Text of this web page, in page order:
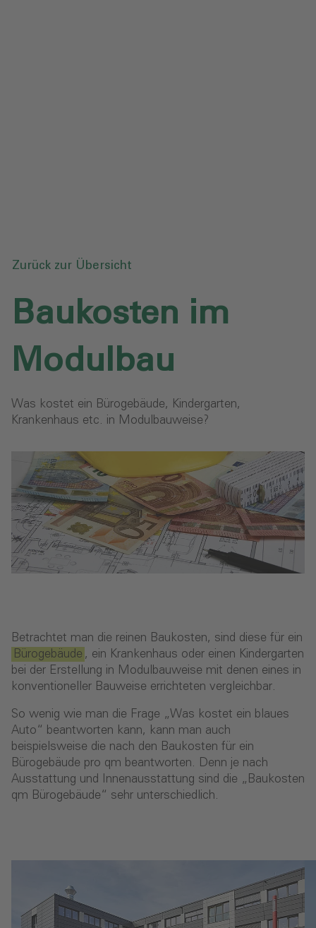
Zurück zur Übersicht
Baukosten im
Modulbau
Was kostet ein Bürogebäude, Kindergarten,
Krankenhaus etc. in Modulbauweise?
Betrachtet man die reinen Baukosten, sind diese für ein
Bürogebäude , ein Krankenhaus oder einen Kindergarten
bei der Erstellung in Modulbauweise mit denen eines in
konventioneller Bauweise errichteten vergleichbar.
So wenig wie man die Frage „Was kostet ein blaues
Auto“ beantworten kann, kann man auch
beispielsweise die nach den Baukosten für ein
Bürogebäude pro qm beantworten. Denn je nach
Ausstattung und Innenausstattung sind die „Baukosten
qm Bürogebäude“ sehr unterschiedlich.